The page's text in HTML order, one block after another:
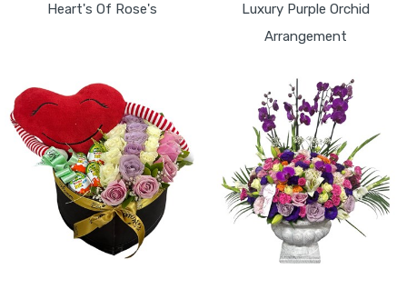
Heart's Of Rose's
Luxury Purple Orchid
Arrangement